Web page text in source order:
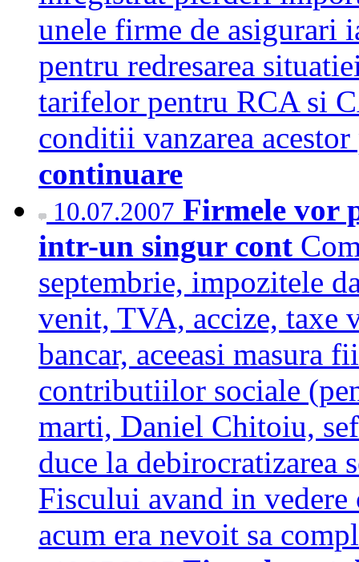
unele firme de asigurari
pentru redresarea
tarifelor pentru RCA si
conditii vanzarea
continuare
10.07.2007 Firmele vor
intr-un singur cont
septembrie, impozitele
venit, TVA, accize, taxe
bancar, aceeasi masura
contributiilor sociale
marti, Daniel Chitoiu,
duce la
Fiscului avand in vedere
acum era nevoit sa